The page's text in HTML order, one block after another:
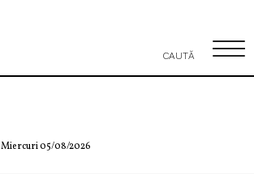
Miercuri 05/08/2026
CAUTĂ